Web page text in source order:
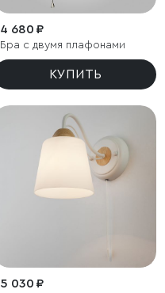
4 680 ₽
Бра с двумя плафонами
КУПИТЬ
5 030 ₽